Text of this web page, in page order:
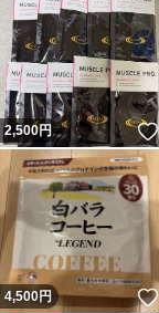
2,500円
4,500円